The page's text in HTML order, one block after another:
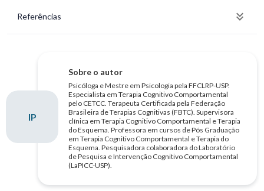
Referências
IP
Sobre o autor
Psicóloga e Mestre em Psicologia pela FFCLRP-USP.
Especialista em Terapia Cognitivo Comportamental
pelo CETCC. Terapeuta Certificada pela Federação
Brasileira de Terapias Cognitivas (FBTC). Supervisora
clínica em Terapia Cognitivo Comportamental e Terapia
do Esquema. Professora em cursos de Pós Graduação
em Terapia Cognitivo Comportamental e Terapia do
Esquema. Pesquisadora colaboradora do Laboratório
de Pesquisa e Intervenção Cognitivo Comportamental
(LaPICC-USP).